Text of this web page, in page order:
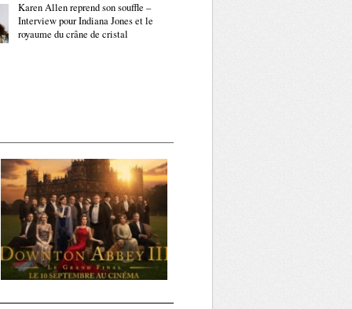
Karen Allen reprend son souffle –
Interview pour Indiana Jones et le
royaume du crâne de cristal